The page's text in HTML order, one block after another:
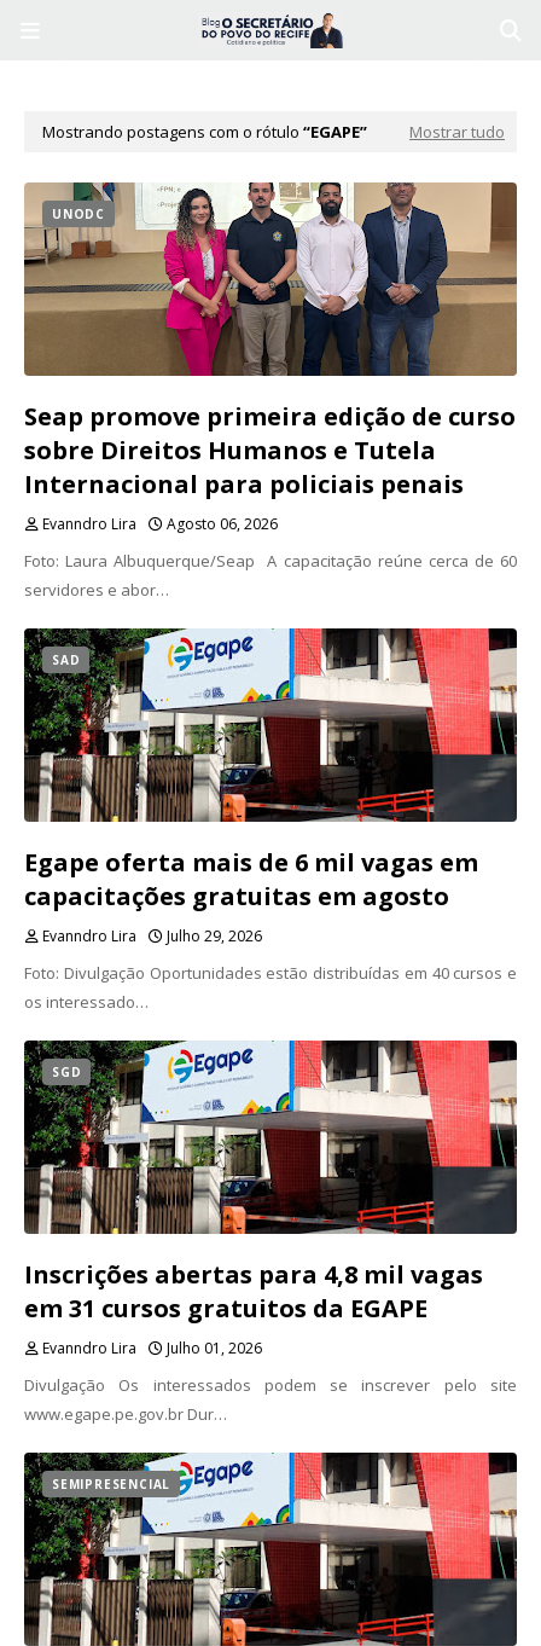
Mostrando postagens com o rótulo EGAPE Mostrar tudo
UNODC
Seap promove primeira edição de curso
sobre Direitos Humanos e Tutela
Internacional para policiais penais
Evanndro Lira Agosto 06, 2026
Foto: Laura Albuquerque/Seap A capacitação reúne cerca de 60
servidores e abor…
SAD
Egape oferta mais de 6 mil vagas em
capacitações gratuitas em agosto
Evanndro Lira Julho 29, 2026
Foto: Divulgação Oportunidades estão distribuídas em 40 cursos e
os interessado…
SGD
Inscrições abertas para 4,8 mil vagas
em 31 cursos gratuitos da EGAPE
Evanndro Lira Julho 01, 2026
Divulgação Os interessados podem se inscrever pelo site
www.egape.pe.gov.br Dur…
SEMIPRESENCIAL